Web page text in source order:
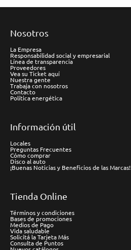
Nosotros
La Empresa
Responsabilidad social y empresarial
Línea de transparencia
Proveedores
Vea su Ticket aquí
Nuestra gente
Trabaja con nosotros
Contacto
Política energética
Información útil
Locales
Preguntas Frecuentes
Cómo comprar
Disco al auto
¡Buenas Noticias y Beneficios de las Marcas!
Tienda Online
Términos y condiciones
Bases de promociones
Medios de Pago
Vida saludable
Solicitá la Tarjeta Más
Consulta de Puntos